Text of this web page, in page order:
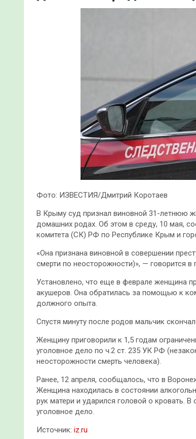
Фото: ИЗВЕСТИЯ/Дмитрий Коротаев
В Крыму суд признал виновной 31-летнюю
домашних родах. Об этом в среду, 10 мая,
комитета (СК) РФ по Республике Крым и
«Она признана виновной в совершении
смерти по неосторожности)», — говорится в
Установлено, что еще в феврале женщина
акушеров. Она обратилась за помощью к
должного опыта.
Спустя минуту после родов мальчик
Женщину приговорили к 1,5 годам
уголовное дело по ч.2 ст. 235 УК РФ
неосторожности смерть человека).
Ранее, 12 апреля, сообщалось, что в
Женщина находилась в состоянии
рук матери и ударился головой о
уголовное дело.
Источник: iz.ru